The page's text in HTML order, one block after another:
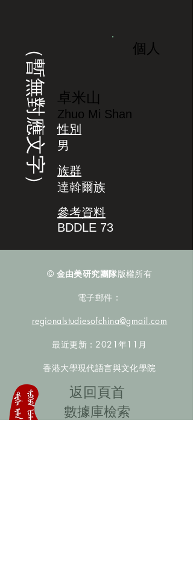
（暫無對應文字） 個人
卓米山
Zhuo Mi Shan
性別
男
族群
達斡爾族
參考資料
BDDLE 73
© 金由美研究團隊版權所有
電子郵件：
regionalstudiesofchina@gmail.com
最近更新：2021年11月
香港大學現代語言與文化學院
​返回頁首
數據庫檢索